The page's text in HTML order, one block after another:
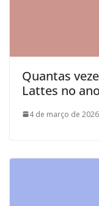
Quantas
Lattes no
4 de março de 2026